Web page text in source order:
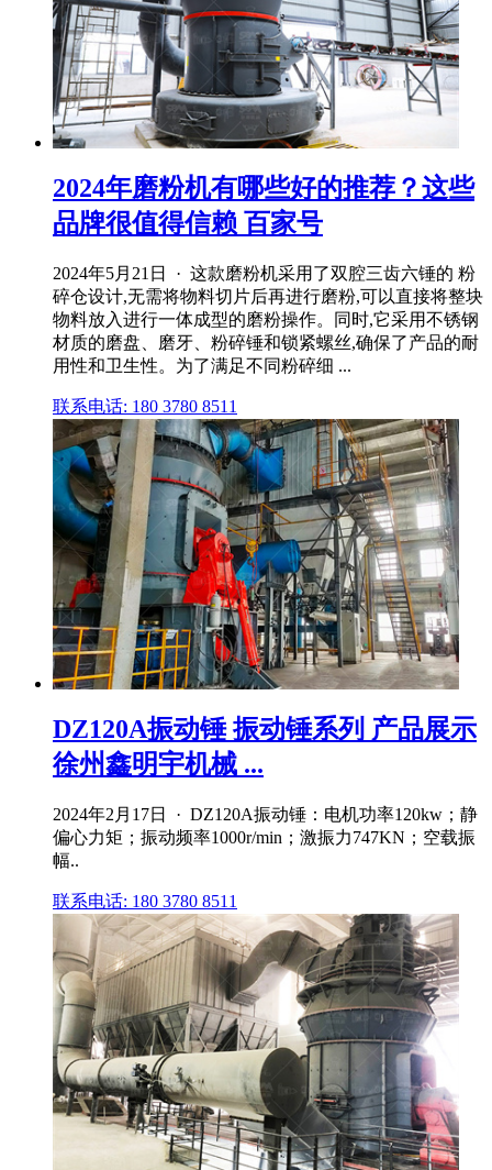
2024年磨粉机有哪些好的推荐？这些
品牌很值得信赖 百家号
2024年5月21日 · 这款磨粉机采用了双腔三齿六锤的 粉
碎仓设计,无需将物料切片后再进行磨粉,可以直接将整块
物料放入进行一体成型的磨粉操作。同时,它采用不锈钢
材质的磨盘、磨牙、粉碎锤和锁紧螺丝,确保了产品的耐
用性和卫生性。为了满足不同粉碎细 ...
联系电话: 180 3780 8511
DZ120A振动锤 振动锤系列 产品展示
徐州鑫明宇机械 ...
2024年2月17日 · DZ120A振动锤：电机功率120kw；静
偏心力矩；振动频率1000r/min；激振力747KN；空载振
幅..
联系电话: 180 3780 8511